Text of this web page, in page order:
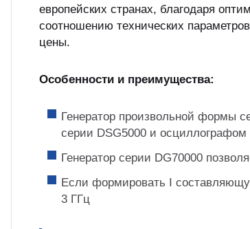
европейских странах, благодаря
соотношению технических
цены.
Особенности и преимущества:
Генератор произвольной формы
серии DSG5000 и
Генератор серии DG70000
Если формировать I
3 ГГц